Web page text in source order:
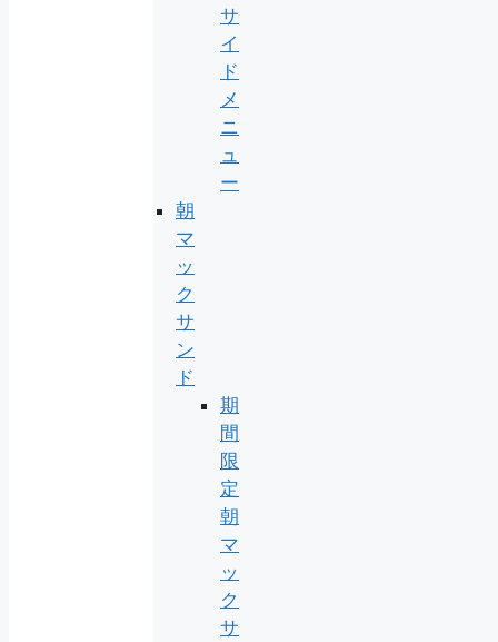
サ
イ
ド
メ
ニ
ュ
ー
朝
マ
ッ
ク
サ
ン
ド
期
間
限
定
朝
マ
ッ
ク
サ